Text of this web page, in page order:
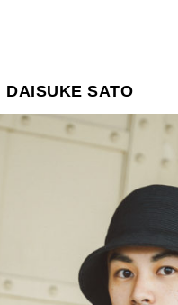
DAISUKE SATO